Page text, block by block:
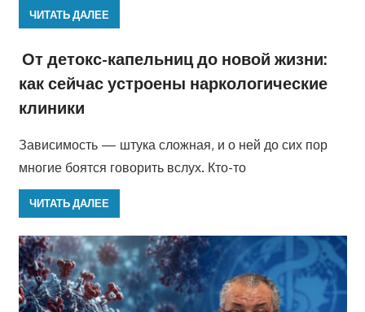
ЧИТАТЬ ДАЛЕЕ
От детокс-капельниц до новой жизни:
как сейчас устроены наркологические
клиники
Зависимость — штука сложная, и о ней до сих пор
многие боятся говорить вслух. Кто-то
ЧИТАТЬ ДАЛЕЕ